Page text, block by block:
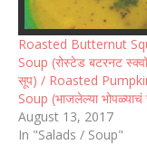
Roasted Butternut
Soup (रोस्टेड बटरनट
सूप) / Roasted
Soup (भाजलेल्या
August 13, 2017
In "Salads / Soup"